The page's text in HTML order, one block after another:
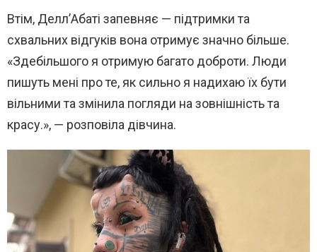
Втім, Делл’Абаті запевняє — підтримки та
схвальних відгуків вона отримує значно більше.
«Здебільшого я отримую багато доброти. Люди
пишуть мені про те, як сильно я надихаю їх бути
вільними та змінила погляди на зовнішність та
красу.», — розповіла дівчина.